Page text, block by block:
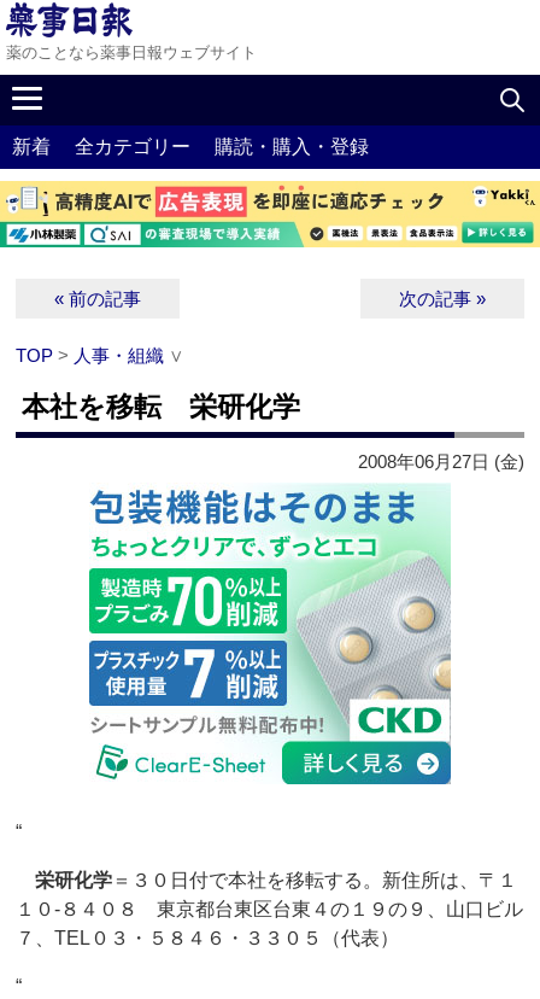
薬のことなら薬事日報ウェブサイト
新着 全カテゴリー 購読・購入・登録
« 前の記事 次の記事 »
TOP > 人事・組織 ∨
本社を移転 栄研化学
2008年06月27日 (金)
“
栄研化学 ＝３０日付で本社を移転する。新住所は、〒１
１０‐８４０８ 東京都台東区台東４の１９の９、山口ビル
７、TEL０３・５８４６・３３０５（代表）
“